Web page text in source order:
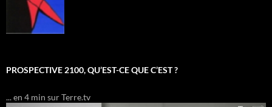
PROSPECTIVE 2100, QU’EST-CE QUE C’EST ?
... en 4 min sur Terre.tv